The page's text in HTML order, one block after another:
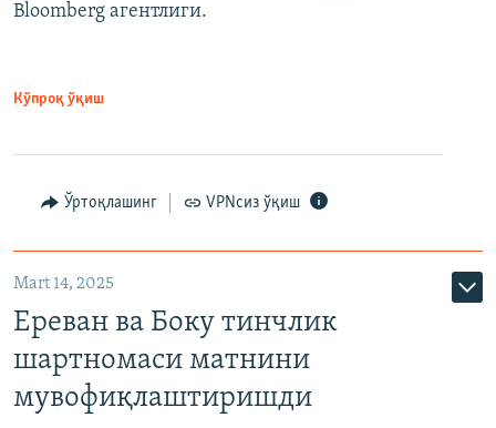
Bloomberg агентлиги.
Кўпроқ ўқиш
Ўртоқлашинг VPNсиз ўқиш
Mart 14, 2025
Ереван ва Боку тинчлик
шартномаси матнини
мувофиқлаштиришди